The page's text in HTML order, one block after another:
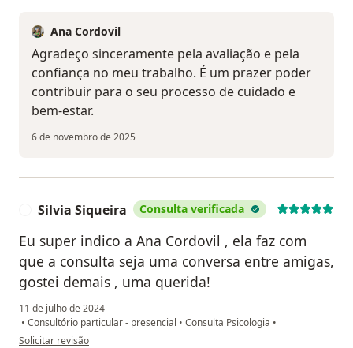
Ana Cordovil
Agradeço sinceramente pela avaliação e pela
confiança no meu trabalho. É um prazer poder
contribuir para o seu processo de cuidado e
bem-estar.
6 de novembro de 2025
Silvia Siqueira Consulta verificada
Eu super indico a Ana Cordovil , ela faz com
que a consulta seja uma conversa entre amigas,
gostei demais , uma querida!
11 de julho de 2024
• Consultório particular - presencial • Consulta Psicologia •
na opinião do utilizador Silvia Siqueira
Solicitar revisão